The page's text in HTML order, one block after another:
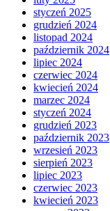
styczeń 2025
grudzień 2024
listopad 2024
październik 2024
lipiec 2024
czerwiec 2024
kwiecień 2024
marzec 2024
styczeń 2024
grudzień 2023
październik 2023
wrzesień 2023
sierpień 2023
lipiec 2023
czerwiec 2023
kwiecień 2023